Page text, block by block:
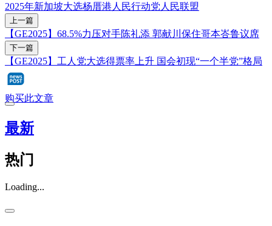
2025年新加坡大选杨厝港 人民行动党 人民联盟
上一篇
【GE2025】68.5%力压对手陈礼添 郭献川保住哥本峇鲁议席
下一篇
【GE2025】工人党大选得票率上升 国会初现“一个半党”格局
购买此文章
最新
热门
Loading...